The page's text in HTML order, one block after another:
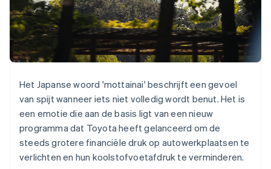
Oprichting van een start-up
Climate
CO₂-verwijdering
Identity
Stripe Sessions 2026
Ontdek hoe Stripe de economische
Nu bekijken
Ecosysteem
Partners
Stripe App Marketplace
Het Japanse woord 'mottainai' beschrijft een gevoel
van spijt wanneer iets niet volledig wordt benut. Het is
een emotie die aan de basis ligt van een nieuw
programma dat Toyota heeft gelanceerd om de
steeds grotere financiële druk op autowerkplaatsen te
verlichten en hun koolstofvoetafdruk te verminderen.